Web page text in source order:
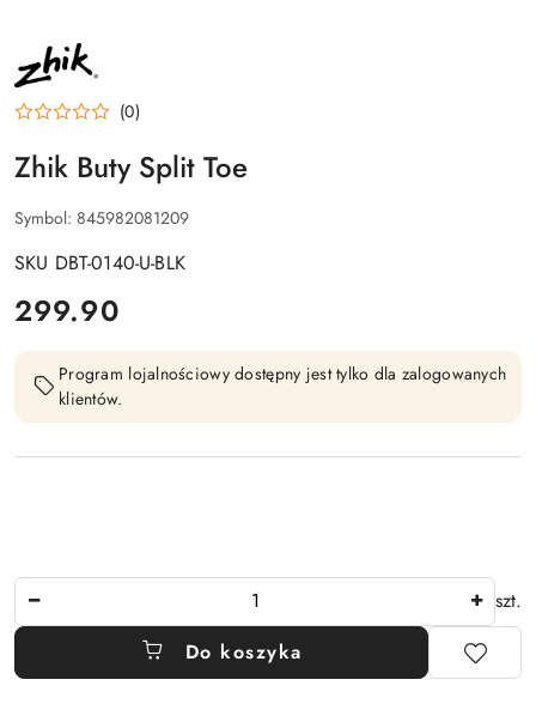
NAZWA
PRODUCENTA:
ZHIK
(0)
Zhik Buty Split Toe
Symbol: 845982081209
SKU DBT-0140-U-BLK
cena:
299.90
Program lojalnościowy dostępny jest tylko dla zalogowanych
klientów.
szt.
Do koszyka